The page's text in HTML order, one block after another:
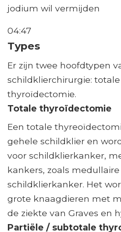
jodium wil vermijden
04:47
Types
Er zijn twee hoofdtypen
schildklierchirurgie:
thyroïdectomie.
Totale thyroïdectomie
Een totale
gehele schildklier en
voor schildklierkanker,
kankers, zoals
schildklierkanker. Het
grote knaagdieren met
de ziekte van Graves en
Partiële / subtotale